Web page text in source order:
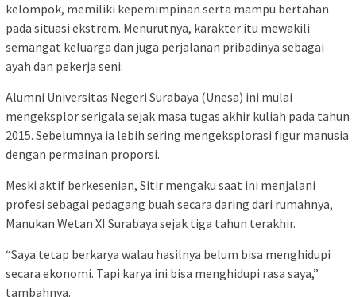
kelompok, memiliki kepemimpinan serta mampu bertahan
pada situasi ekstrem. Menurutnya, karakter itu mewakili
semangat keluarga dan juga perjalanan pribadinya sebagai
ayah dan pekerja seni.
Alumni Universitas Negeri Surabaya (Unesa) ini mulai
mengeksplor serigala sejak masa tugas akhir kuliah pada tahun
2015. Sebelumnya ia lebih sering mengeksplorasi figur manusia
dengan permainan proporsi.
Meski aktif berkesenian, Sitir mengaku saat ini menjalani
profesi sebagai pedagang buah secara daring dari rumahnya,
Manukan Wetan XI Surabaya sejak tiga tahun terakhir.
“Saya tetap berkarya walau hasilnya belum bisa menghidupi
secara ekonomi. Tapi karya ini bisa menghidupi rasa saya,”
tambahnya.